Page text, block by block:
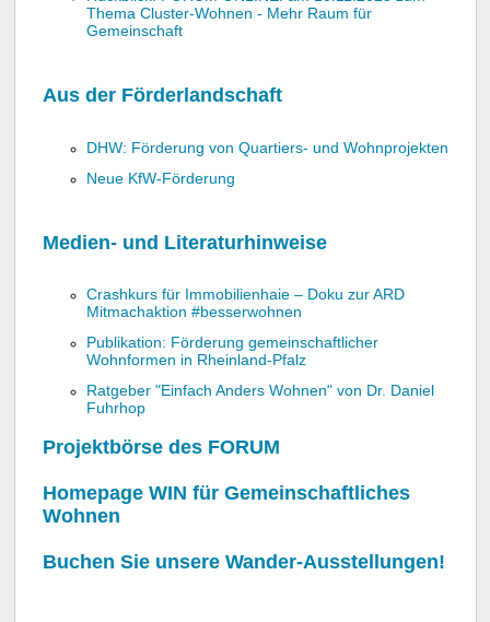
Thema Cluster-Wohnen - Mehr Raum für
Gemeinschaft
Aus der Förderlandschaft
DHW: Förderung von Quartiers- und Wohnprojekten
Neue KfW-Förderung
Medien- und Literaturhinweise
Crashkurs für Immobilienhaie – Doku zur ARD
Mitmachaktion #besserwohnen
Publikation: Förderung gemeinschaftlicher
Wohnformen in Rheinland-Pfalz
Ratgeber "Einfach Anders Wohnen" von Dr. Daniel
Fuhrhop
Projektbörse des FORUM
Homepage WIN für Gemeinschaftliches
Wohnen
Buchen Sie unsere Wander-Ausstellungen!